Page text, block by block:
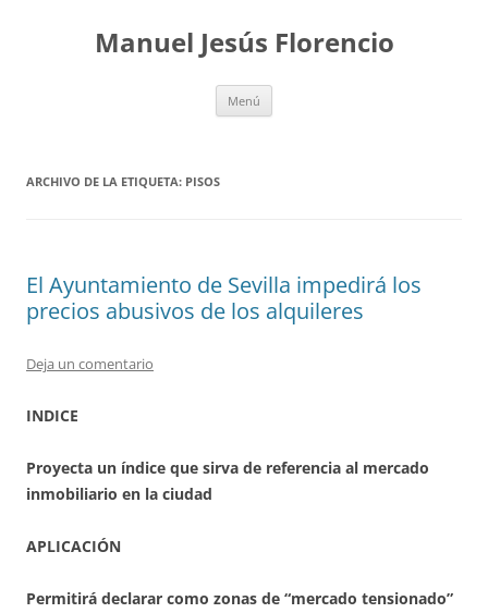
contenidoManuel Jesús Florencio
Menú
ARCHIVO DE LA ETIQUETA: PISOS
El Ayuntamiento de Sevilla impedirá los
precios abusivos de los alquileres
Deja un comentario
INDICE
Proyecta un índice que sirva de referencia al mercado
inmobiliario en la ciudad
APLICACIÓN
Permitirá declarar como zonas de “mercado tensionado”